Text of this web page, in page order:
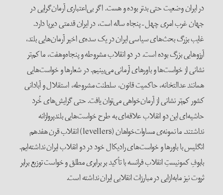
در ایران وضعیت حتی بدتر بوده و هست. اگر بی‌اعتباری آرمان‌گرایی در
جهان غرب امری چهل – پنجاه ساله است، در ایران قدمتی دیرپا دارد.
غایب بزرگ بحث‌های سیاسی ایران در یک سده‌ی اخیر آرمان‌هایی بلند،
آرزوهایی بزرگ بوده است. در دو انقلاب مشروطه و پنجاه‌و‌هفت، ما کم‌تر
نشانی از خواست‌ها و باورهای آرمانی می‌بینیم. در شعارها و خواست‌هایی
همانند عدالتخانه، حاکمیت قانون، سلطنت مشروطه، استقلال و آبادانی
کشور کم‌تر نشانی از آرمان‌خواهی می‌توان یافت. حتی گرایش‌‌های خُرد
حاشیه‌ای این دو انقلاب علاقه‌ای به طرح خواست‌هایی بلندپروازانه
نداشتند. ما نمونه‌ی مساوات‌خواهان (levellers) انقلاب قرن هفدهم
انگلیس با باورها و خواست‌های رادیکال خود در دو انقلاب ایران نداشته‌ایم.
بابوفِ کمونیستِ انقلاب فرانسه با تأکید بر برابری مطلق و خواست توزیع برابر
ثروت نیز ما‌به‌ازایی در مبارزات انقلابی ایران نداشته است.